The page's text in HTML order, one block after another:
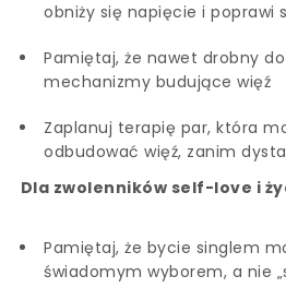
obniży się napięcie i poprawi
Pamiętaj, że nawet drobny
mechanizmy budujące więź
Zaplanuj terapię par, która
odbudować więź, zanim
Dla zwolenników self-love i
Pamiętaj, że bycie singlem
świadomym wyborem, a nie